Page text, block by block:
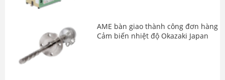
AME bàn giao thành công đơn hàng
Cảm biến nhiệt độ Okazaki Japan